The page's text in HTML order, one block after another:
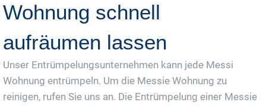
Wohnung schnell
aufräumen lassen
Unser Entrümpelungsunternehmen kann jede Messi
Wohnung entrümpeln. Um die Messie Wohnung zu
reinigen, rufen Sie uns an. Die Entrümpelung einer Messie